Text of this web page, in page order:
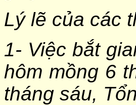
Lý lẽ của các
1- Việc bắt
hôm mồng 6
tháng sáu,